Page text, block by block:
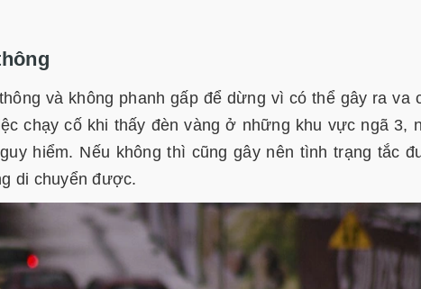
và không phanh gấp để dừng vì có thể gây ra va
chạy cố khi thấy đèn vàng ở những khu vực ngã 3,
hiểm. Nếu không thì cũng gây nên tình trạng tắc
di chuyển được.